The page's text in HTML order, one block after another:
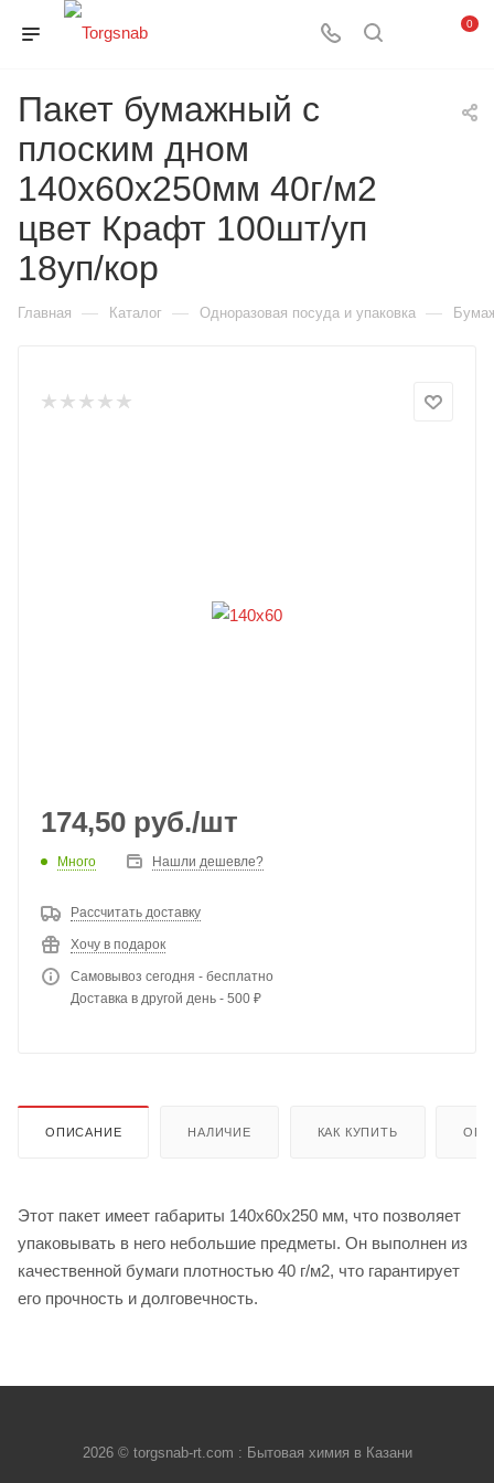
0
Пакет бумажный с
плоским дном
140х60х250мм 40г/м2
цвет Крафт 100шт/уп
18уп/кор
Главная — Каталог — Одноразовая посуда и упаковка —
174,50 руб./шт
Много Нашли дешевле?
Рассчитать доставку
Хочу в подарок
Самовывоз сегодня - бесплатно
Доставка в другой день - 500 ₽
ОПИСАНИЕ НАЛИЧИЕ КАК КУПИТЬ
Этот пакет имеет габариты 140х60х250 мм, что позволяет
упаковывать в него небольшие предметы. Он выполнен из
качественной бумаги плотностью 40 г/м2, что гарантирует
его прочность и долговечность.
2026 © torgsnab-rt.com : Бытовая химия в Казани